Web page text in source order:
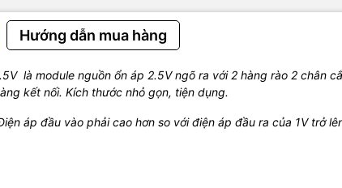
Hướng dẫn mua hàng
là module nguồn ổn áp 2.5V ngõ ra với 2 hàng rào 2 chân
kết nối. Kích thước nhỏ gọn, tiện dụng.
áp đầu vào phải cao hơn so với điện áp đầu ra của 1V trở